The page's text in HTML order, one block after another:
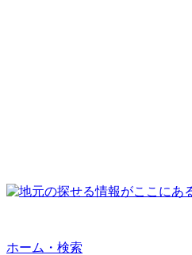
ホーム・検索